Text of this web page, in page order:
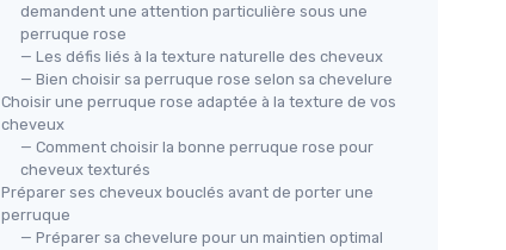
demandent une attention particulière sous une
perruque rose
— Les défis liés à la texture naturelle des cheveux
— Bien choisir sa perruque rose selon sa chevelure
Choisir une perruque rose adaptée à la texture de vos
cheveux
— Comment choisir la bonne perruque rose pour
cheveux texturés
Préparer ses cheveux bouclés avant de porter une
perruque
— Préparer sa chevelure pour un maintien optimal